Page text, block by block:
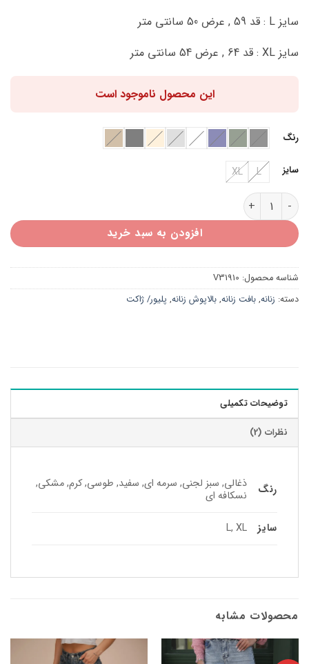
سایز L : قد 59 , عرض 50 سانتی متر
سایز XL : قد 64 , عرض 54 سانتی متر
این محصول ناموجود است
رنگ
سایز L
XL
ژیله بافت ژاکارد V31910 عدد
افزودن به سبد خرید
شناسه محصول: V31910
دسته: زنانه, بافت زنانه, بالاپوش زنانه, پلیور/ ژاکت
توضیحات تکمیلی
نظرات (2)
رنگ ذغالی, سبز لجنی, سرمه ای, سفید, طوسی, کرم, مشکی,
نسکافه ای
سایز L, XL
محصولات مشابه